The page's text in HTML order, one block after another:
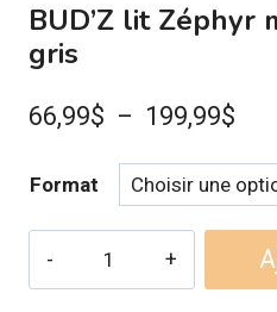
BUD’Z lit Zéphyr
gris
66,99$ – 199,99$
Format